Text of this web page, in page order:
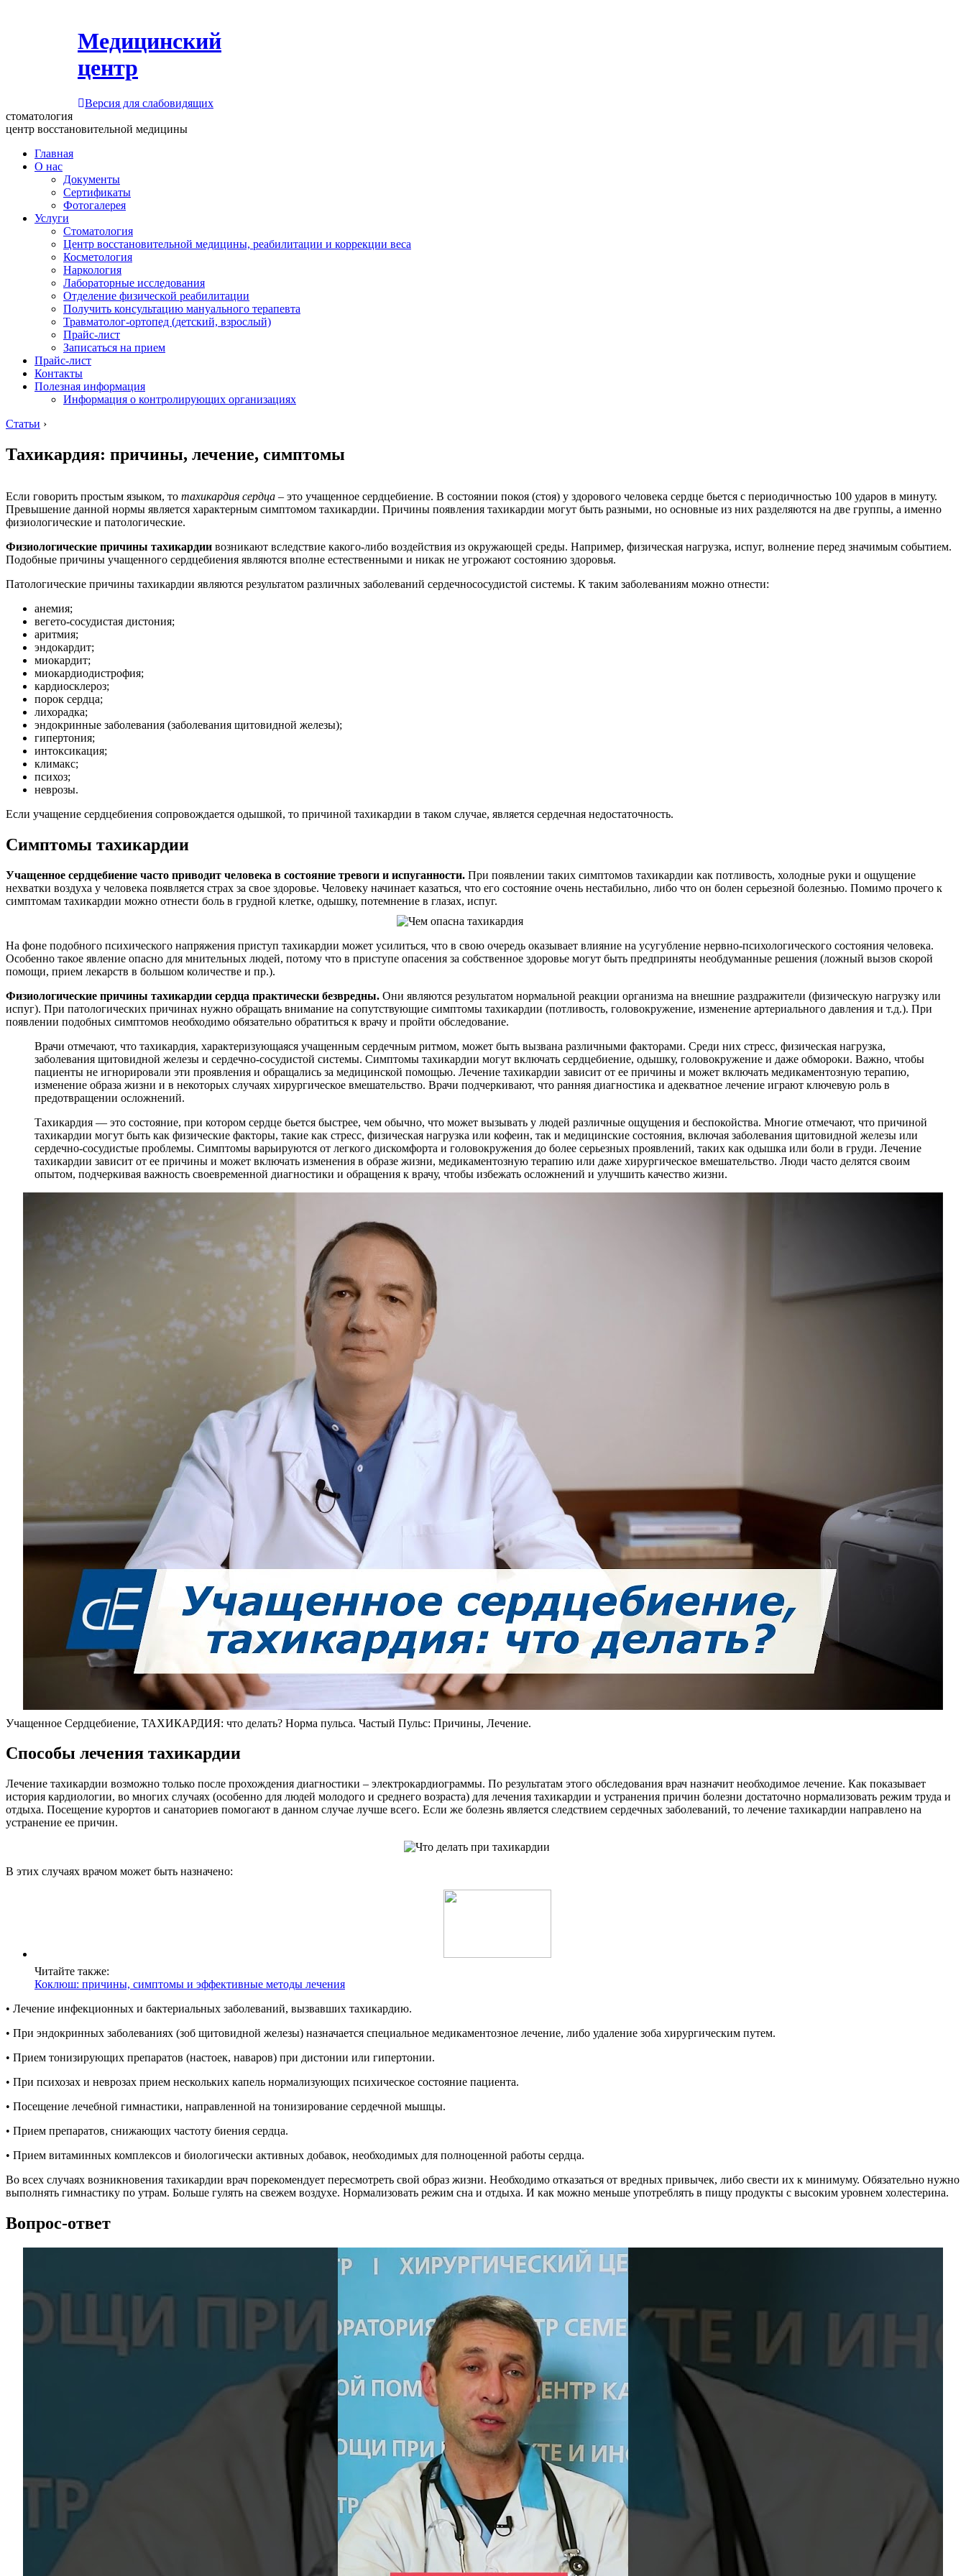
Медицинский
центр
Версия для слабовидящих
стоматология
центр восстановительной медицины
Главная
О нас
Документы
Сертификаты
Фотогалерея
Услуги
Стоматология
Центр восстановительной медицины, реабилитации и коррекции веса
Косметология
Наркология
Лабораторные исследования
Отделение физической реабилитации
Получить консультацию мануального терапевта
Травматолог-ортопед (детский, взрослый)
Прайс-лист
Записаться на прием
Прайс-лист
Контакты
Полезная информация
Информация о контролирующих организациях
Статьи ›
Тахикардия: причины, лечение, симптомы
Если говорить простым языком, то тахикардия сердца – это учащенное сердцебиение. В состоянии покоя (стоя) у здорового человека сердце бьется с периодичностью 100 ударов в минуту.
Превышение данной нормы является характерным симптомом тахикардии. Причины появления тахикардии могут быть разными, но основные из них разделяются на две группы, а именно
физиологические и патологические.
Физиологические причины тахикардии возникают вследствие какого-либо воздействия из окружающей среды. Например, физическая нагрузка, испуг, волнение перед значимым событием.
Подобные причины учащенного сердцебиения являются вполне естественными и никак не угрожают состоянию здоровья.
Патологические причины тахикардии являются результатом различных заболеваний сердечнососудистой системы. К таким заболеваниям можно отнести:
анемия;
вегето-сосудистая дистония;
аритмия;
эндокардит;
миокардит;
миокардиодистрофия;
кардиосклероз;
порок сердца;
лихорадка;
эндокринные заболевания (заболевания щитовидной железы);
гипертония;
интоксикация;
климакс;
психоз;
неврозы.
Если учащение сердцебиения сопровождается одышкой, то причиной тахикардии в таком случае, является сердечная недостаточность.
Симптомы тахикардии
Учащенное сердцебиение часто приводит человека в состояние тревоги и испуганности. При появлении таких симптомов тахикардии как потливость, холодные руки и ощущение
нехватки воздуха у человека появляется страх за свое здоровье. Человеку начинает казаться, что его состояние очень нестабильно, либо что он болен серьезной болезнью. Помимо прочего к
симптомам тахикардии можно отнести боль в грудной клетке, одышку, потемнение в глазах, испуг.
На фоне подобного психического напряжения приступ тахикардии может усилиться, что в свою очередь оказывает влияние на усугубление нервно-психологического состояния человека.
Особенно такое явление опасно для мнительных людей, потому что в приступе опасения за собственное здоровье могут быть предприняты необдуманные решения (ложный вызов скорой
помощи, прием лекарств в большом количестве и пр.).
Физиологические причины тахикардии сердца практически безвредны. Они являются результатом нормальной реакции организма на внешние раздражители (физическую нагрузку или
испуг). При патологических причинах нужно обращать внимание на сопутствующие симптомы тахикардии (потливость, головокружение, изменение артериального давления и т.д.). При
появлении подобных симптомов необходимо обязательно обратиться к врачу и пройти обследование.
Врачи отмечают, что тахикардия, характеризующаяся учащенным сердечным ритмом, может быть вызвана различными факторами. Среди них стресс, физическая нагрузка,
заболевания щитовидной железы и сердечно-сосудистой системы. Симптомы тахикардии могут включать сердцебиение, одышку, головокружение и даже обмороки. Важно, чтобы
пациенты не игнорировали эти проявления и обращались за медицинской помощью. Лечение тахикардии зависит от ее причины и может включать медикаментозную терапию,
изменение образа жизни и в некоторых случаях хирургическое вмешательство. Врачи подчеркивают, что ранняя диагностика и адекватное лечение играют ключевую роль в
предотвращении осложнений.
Тахикардия — это состояние, при котором сердце бьется быстрее, чем обычно, что может вызывать у людей различные ощущения и беспокойства. Многие отмечают, что причиной
тахикардии могут быть как физические факторы, такие как стресс, физическая нагрузка или кофеин, так и медицинские состояния, включая заболевания щитовидной железы или
сердечно-сосудистые проблемы. Симптомы варьируются от легкого дискомфорта и головокружения до более серьезных проявлений, таких как одышка или боли в груди. Лечение
тахикардии зависит от ее причины и может включать изменения в образе жизни, медикаментозную терапию или даже хирургическое вмешательство. Люди часто делятся своим
опытом, подчеркивая важность своевременной диагностики и обращения к врачу, чтобы избежать осложнений и улучшить качество жизни.
Учащенное Сердцебиение, ТАХИКАРДИЯ: что делать? Норма пульса. Частый Пульс: Причины, Лечение.
Способы лечения тахикардии
Лечение тахикардии возможно только после прохождения диагностики – электрокардиограммы. По результатам этого обследования врач назначит необходимое лечение. Как показывает
история кардиологии, во многих случаях (особенно для людей молодого и среднего возраста) для лечения тахикардии и устранения причин болезни достаточно нормализовать режим труда и
отдыха. Посещение курортов и санаториев помогают в данном случае лучше всего. Если же болезнь является следствием сердечных заболеваний, то лечение тахикардии направлено на
устранение ее причин.
В этих случаях врачом может быть назначено:
Читайте также:
Коклюш: причины, симптомы и эффективные методы лечения
• Лечение инфекционных и бактериальных заболеваний, вызвавших тахикардию.
• При эндокринных заболеваниях (зоб щитовидной железы) назначается специальное медикаментозное лечение, либо удаление зоба хирургическим путем.
• Прием тонизирующих препаратов (настоек, наваров) при дистонии или гипертонии.
• При психозах и неврозах прием нескольких капель нормализующих психическое состояние пациента.
• Посещение лечебной гимнастики, направленной на тонизирование сердечной мышцы.
• Прием препаратов, снижающих частоту биения сердца.
• Прием витаминных комплексов и биологически активных добавок, необходимых для полноценной работы сердца.
Во всех случаях возникновения тахикардии врач порекомендует пересмотреть свой образ жизни. Необходимо отказаться от вредных привычек, либо свести их к минимуму. Обязательно нужно
выполнять гимнастику по утрам. Больше гулять на свежем воздухе. Нормализовать режим сна и отдыха. И как можно меньше употреблять в пищу продукты с высоким уровнем холестерина.
Вопрос-ответ